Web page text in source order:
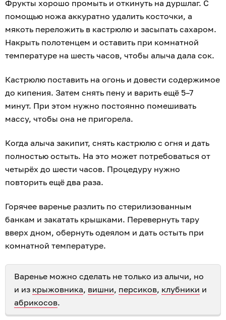
Фрукты хорошо промыть и откинуть на дуршлаг. С
помощью ножа аккуратно удалить косточки, а
мякоть переложить в кастрюлю и засыпать сахаром.
Накрыть полотенцем и оставить при комнатной
температуре на шесть часов, чтобы алыча дала сок.
Кастрюлю поставить на огонь и довести содержимое
до кипения. Затем снять пену и варить ещё 5–7
минут. При этом нужно постоянно помешивать
массу, чтобы она не пригорела.
Когда алыча закипит, снять кастрюлю с огня и дать
полностью остыть. На это может потребоваться от
четырёх до шести часов. Процедуру нужно
повторить ещё два раза.
Горячее варенье разлить по стерилизованным
банкам и закатать крышками. Перевернуть тару
вверх дном, обернуть одеялом и дать остыть при
комнатной температуре.
Варенье можно сделать не только из алычи, но
и из крыжовника, вишни, персиков, клубники и
абрикосов.